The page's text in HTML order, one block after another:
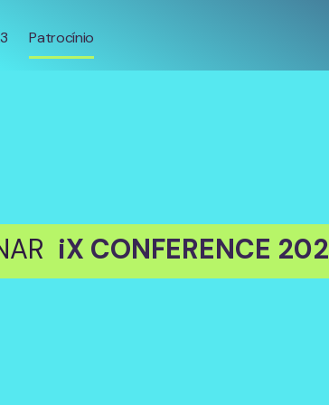
Patrocínio
iX CONFERENCE